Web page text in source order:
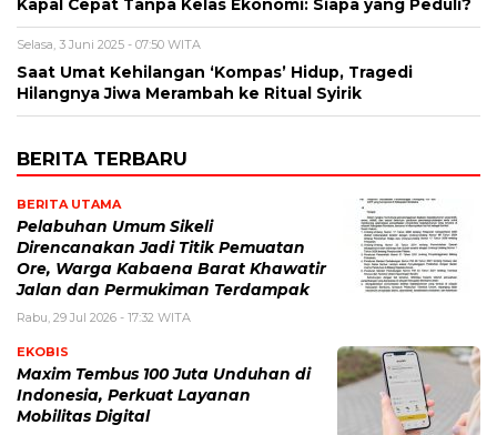
Kapal Cepat Tanpa Kelas Ekonomi: Siapa yang Peduli?
Selasa, 3 Juni 2025 - 07:50 WITA
Saat Umat Kehilangan ‘Kompas’ Hidup, Tragedi
Hilangnya Jiwa Merambah ke Ritual Syirik
BERITA TERBARU
BERITA UTAMA
Pelabuhan Umum Sikeli
Direncanakan Jadi Titik Pemuatan
Ore, Warga Kabaena Barat Khawatir
Jalan dan Permukiman Terdampak
Rabu, 29 Jul 2026 - 17:32 WITA
EKOBIS
Maxim Tembus 100 Juta Unduhan di
Indonesia, Perkuat Layanan
Mobilitas Digital